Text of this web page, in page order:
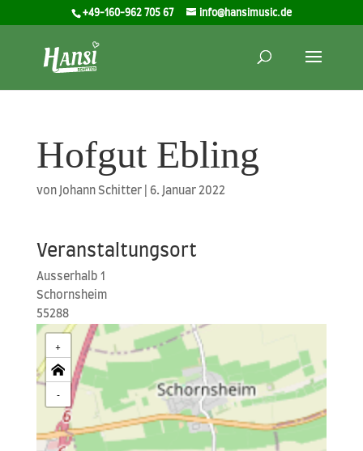
+49-160-962 705 67 info@hansimusic.de
Hofgut Ebling
von Johann Schitter| 6. Januar 2022
Veranstaltungsort
Aus­ser­halb 1
Schorn­s­heim
55288
+
-